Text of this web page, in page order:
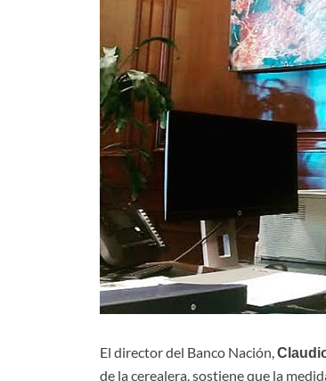
El director del Banco Nación,
de la cerealera, sostiene que la